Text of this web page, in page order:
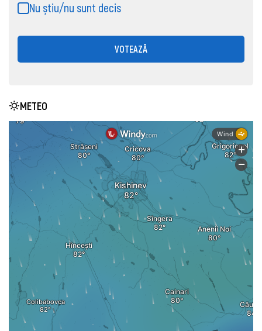
Nu știu/nu sunt decis
VOTEAZĂ
METEO